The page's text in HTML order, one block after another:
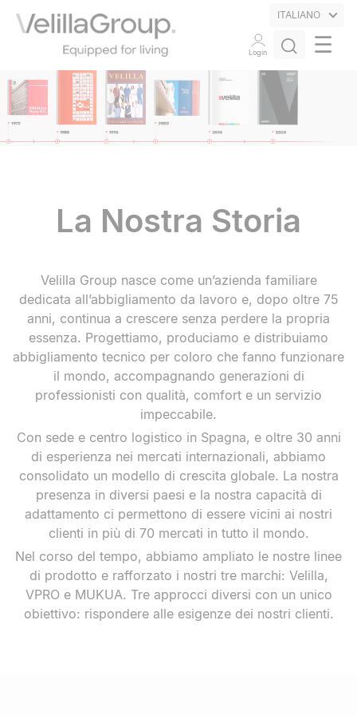
ITALIANO
Login ☰
La Nostra Storia
Velilla Group nasce come un’azienda familiare
dedicata all’abbigliamento da lavoro e, dopo oltre 75
anni, continua a crescere senza perdere la propria
essenza. Progettiamo, produciamo e distribuiamo
abbigliamento tecnico per coloro che fanno funzionare
il mondo, accompagnando generazioni di
professionisti con qualità, comfort e un servizio
impeccabile.
Con sede e centro logistico in Spagna, e oltre 30 anni
di esperienza nei mercati internazionali, abbiamo
consolidato un modello di crescita globale. La nostra
presenza in diversi paesi e la nostra capacità di
adattamento ci permettono di essere vicini ai nostri
clienti in più di 70 mercati in tutto il mondo.
Nel corso del tempo, abbiamo ampliato le nostre linee
di prodotto e rafforzato i nostri tre marchi: Velilla,
VPRO e MUKUA. Tre approcci diversi con un unico
obiettivo: rispondere alle esigenze dei nostri clienti.